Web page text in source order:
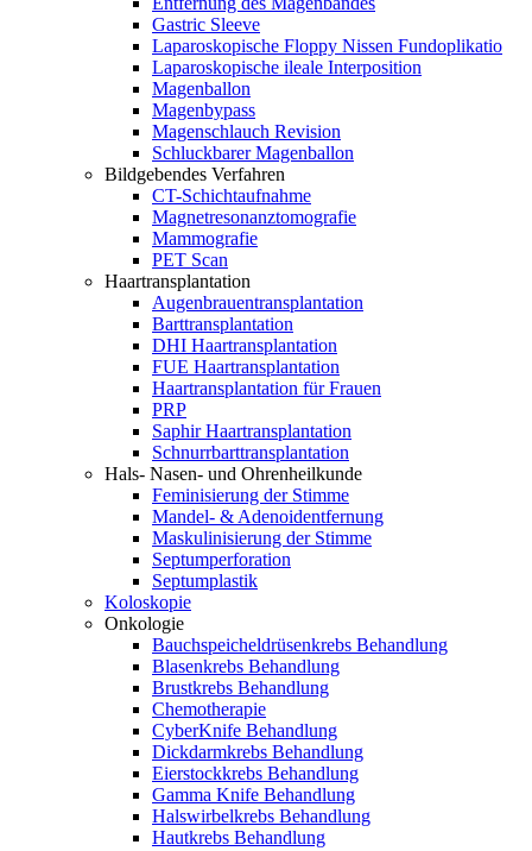
Gastric Sleeve
Laparoskopische Floppy Nissen Fundoplikatio
Laparoskopische ileale Interposition
Magenballon
Magenbypass
Magenschlauch Revision
Schluckbarer Magenballon
Bildgebendes Verfahren
CT-Schichtaufnahme
Magnetresonanztomografie
Mammografie
PET Scan
Haartransplantation
Augenbrauentransplantation
Barttransplantation
DHI Haartransplantation
FUE Haartransplantation
Haartransplantation für Frauen
PRP
Saphir Haartransplantation
Schnurrbarttransplantation
Hals- Nasen- und Ohrenheilkunde
Feminisierung der Stimme
Mandel- & Adenoidentfernung
Maskulinisierung der Stimme
Septumperforation
Septumplastik
Koloskopie
Onkologie
Bauchspeicheldrüsenkrebs Behandlung
Blasenkrebs Behandlung
Brustkrebs Behandlung
Chemotherapie
CyberKnife Behandlung
Dickdarmkrebs Behandlung
Eierstockkrebs Behandlung
Gamma Knife Behandlung
Halswirbelkrebs Behandlung
Hautkrebs Behandlung